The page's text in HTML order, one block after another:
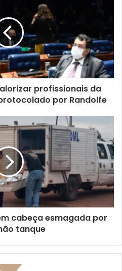
profissionais da
por Randolfe
cabeça esmagada por
tanque